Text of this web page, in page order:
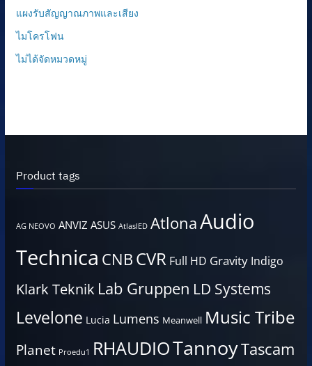
แผงรับสัญญาณภาพและเสียง
ไมโครโฟน
ไม่ได้จัดหมวดหมู่
Product tags
AG NEOVO ANVIZ ASUS AtlasIED AtlonaAudio
Technica CNBCVR Full HD Gravity Indigo
Klark Teknik Lab Gruppen LD Systems
Levelone Lucia Lumens Meanwell Music Tribe
Planet Proedu1 RHAUDIOTannoyTascam